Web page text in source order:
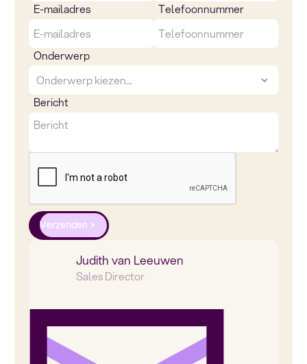
Judith van Leeuwen
Sales Director
E-mailadres Telefoonnummer
Onderwerp
Bericht
Verzenden